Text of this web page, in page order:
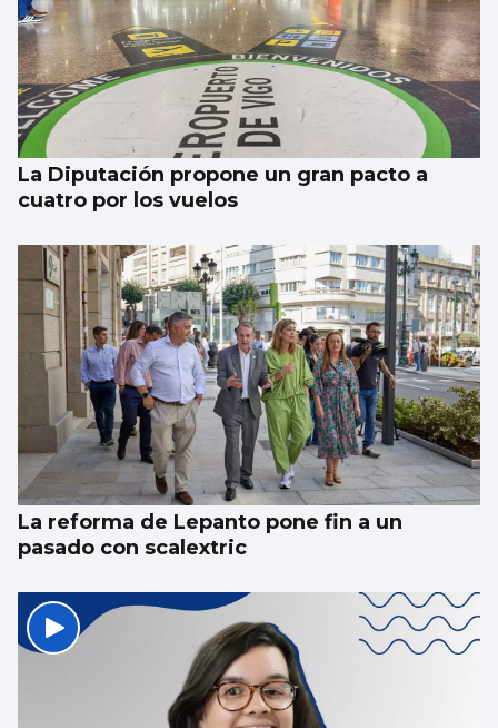
BALONCESTO
Sandra Martínez guía a España a
semifinales
La Diputación propone un gran pacto a
cuatro por los vuelos
La reforma de Lepanto pone fin a un
pasado con scalextric